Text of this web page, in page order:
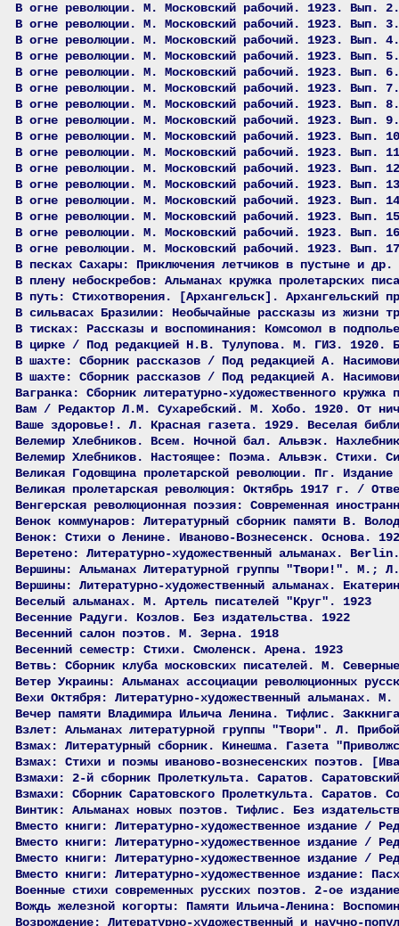
В огне революции. М. Московский рабочий. 1923. Вып.
В огне революции. М. Московский рабочий. 1923. Вып.
В огне революции. М. Московский рабочий. 1923. Вып.
В огне революции. М. Московский рабочий. 1923. Вып.
В огне революции. М. Московский рабочий. 1923. Вып.
В огне революции. М. Московский рабочий. 1923. Вып.
В огне революции. М. Московский рабочий. 1923. Вып.
В огне революции. М. Московский рабочий. 1923. Вып.
В огне революции. М. Московский рабочий. 1923. Вып.
В огне революции. М. Московский рабочий. 1923. Вып.
В огне революции. М. Московский рабочий. 1923. Вып.
В огне революции. М. Московский рабочий. 1923. Вып.
В огне революции. М. Московский рабочий. 1923. Вып.
В огне революции. М. Московский рабочий. 1923. Вып.
В огне революции. М. Московский рабочий. 1923. Вып.
В огне революции. М. Московский рабочий. 1923. Вып.
В песках Сахары: Приключения летчиков в пустыне и
В плену небоскребов: Альманах кружка пролетарских
В путь: Стихотворения. [Архангельск]. Архангельский
В сильвасах Бразилии: Необычайные рассказы из
В тисках: Рассказы и воспоминания: Комсомол в
В цирке / Под редакцией Н.В. Тулупова. М. ГИЗ. 1920.
В шахте: Сборник рассказов / Под редакцией А.
В шахте: Сборник рассказов / Под редакцией А.
Вагранка: Сборник литературно-художественного
Вам / Редактор Л.М. Сухаребский. М. Хобо. 1920. От
Ваше здоровье!. Л. Красная газета. 1929. Веселая
Велемир Хлебников. Всем. Ночной бал. Альвэк.
Велемир Хлебников. Настоящее: Поэма. Альвэк. Стихи.
Великая Годовщина пролетарской революции. Пг.
Великая пролетарская революция: Октябрь 1917 г. /
Венгерская революционная поэзия: Современная
Венок коммунаров: Литературный сборник памяти В.
Венок: Стихи о Ленине. Иваново-Вознесенск. Основа.
Веретено: Литературно-художественный альманах.
Вершины: Альманах Литературной группы "Твори!". М.;
Вершины: Литературно-художественный альманах.
Веселый альманах. М. Артель писателей "Круг". 1923
Весенние Радуги. Козлов. Без издательства. 1922
Весенний салон поэтов. М. Зерна. 1918
Весенний семестр: Стихи. Смоленск. Арена. 1923
Ветвь: Сборник клуба московских писателей. М.
Ветер Украины: Альманах ассоциации революционных
Вехи Октября: Литературно-художественный альманах.
Вечер памяти Владимира Ильича Ленина. Тифлис.
Взлет: Альманах литературной группы "Твори". Л.
Взмах: Литературный сборник. Кинешма. Газета
Взмах: Стихи и поэмы иваново-вознесенских поэтов.
Взмахи: 2-й сборник Пролеткульта. Саратов.
Взмахи: Сборник Саратовского Пролеткульта. Саратов.
Винтик: Альманах новых поэтов. Тифлис. Без
Вместо книги: Литературно-художественное издание /
Вместо книги: Литературно-художественное издание /
Вместо книги: Литературно-художественное издание /
Вместо книги: Литературно-художественное издание:
Военные стихи современных русских поэтов. 2-ое
Вождь железной когорты: Памяти Ильича-Ленина:
Возрождение: Литературно-художественный и научно-